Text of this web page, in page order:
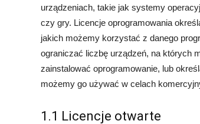
urządzeniach, takie jak systemy
czy gry. Licencje oprogramowania
jakich możemy korzystać z danego
ograniczać liczbę urządzeń, na których
zainstalować oprogramowanie, lub
możemy go używać w celach
1.1 Licencje otwarte